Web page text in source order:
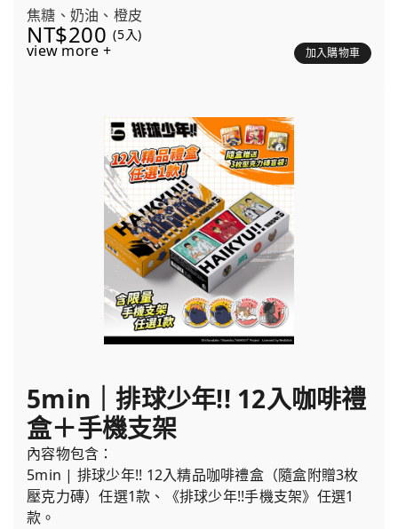
焦糖、奶油、橙皮
NT$200 (5入)
view more + 加入購物車
5min｜排球少年!! 12入咖啡禮
盒＋手機支架
內容物包含：
5min | 排球少年!! 12入精品咖啡禮盒（隨盒附贈3枚
壓克力磚）任選1款、《排球少年!!手機支架》任選1
款。